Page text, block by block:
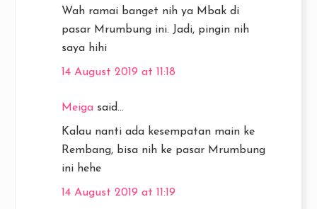
Wah ramai banget nih ya Mbak di
pasar Mrumbung ini. Jadi, pingin nih
saya hihi
14 August 2019 at 11:18
Meiga said...
Kalau nanti ada kesempatan main ke
Rembang, bisa nih ke pasar Mrumbung
ini hehe
14 August 2019 at 11:19